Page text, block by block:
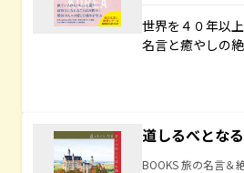
世界を４０年以
名言と癒やしの
道しるべとな
BOOKS 旅の名言＆